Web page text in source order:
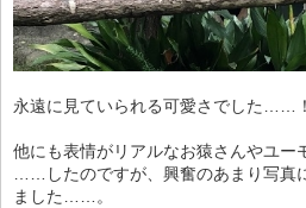
永遠に見ていられる可愛さでした……！
他にも表情がリアルなお猿さんやユー
……したのですが、興奮のあまり写真
ました……。